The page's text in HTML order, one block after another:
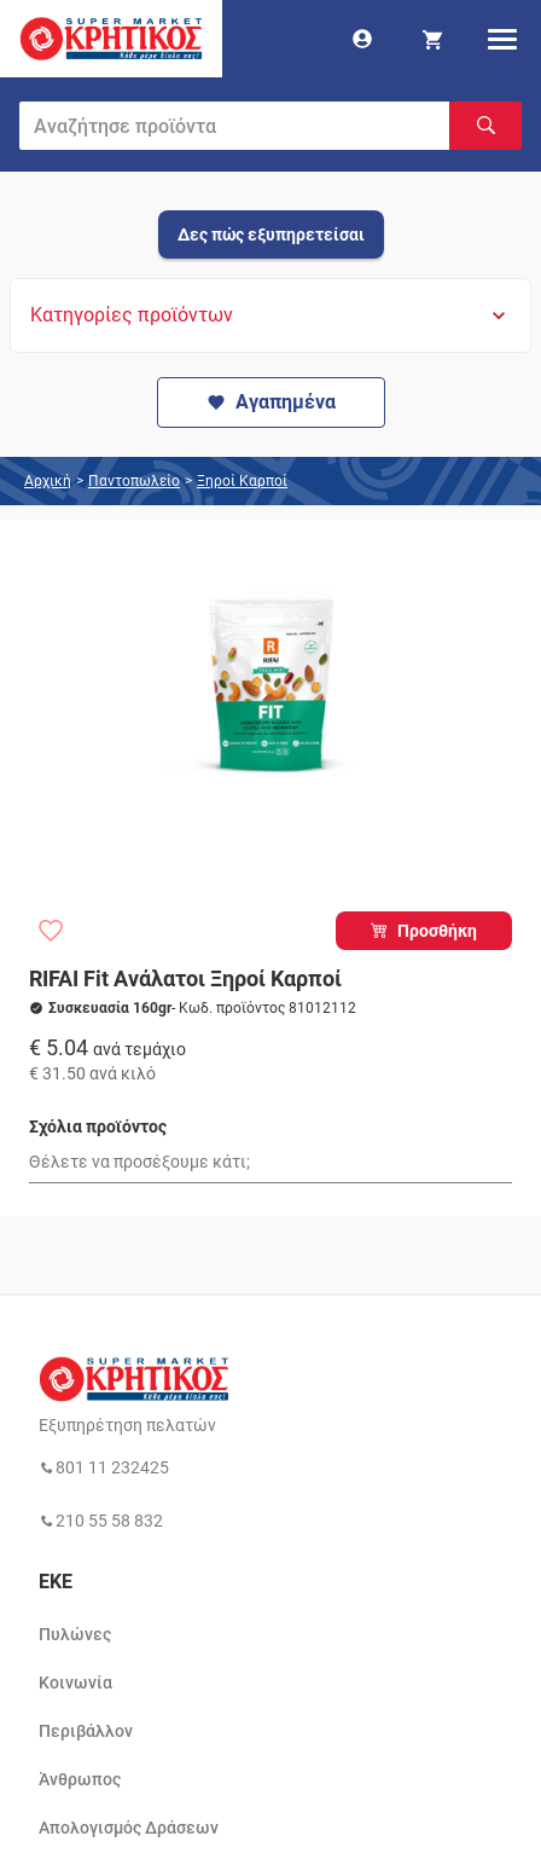
Δες πώς εξυπηρετείσαι
Κατηγορίες προϊόντων
Αγαπημένα
Αρχική > Παντοπωλείο > Ξηροί Καρποί
Προσθήκη
RIFAI Fit Ανάλατοι Ξηροί Καρποί
Συσκευασία 160gr- Κωδ. προϊόντος 81012112
€ 5.04 ανά τεμάχιο
€ 31.50 ανά κιλό
Σχόλια προϊόντος
Εξυπηρέτηση πελατών
801 11 232425
210 55 58 832
ΕΚΕ
Πυλώνες
Κοινωνία
Περιβάλλον
Άνθρωπος
Απολογισμός Δράσεων